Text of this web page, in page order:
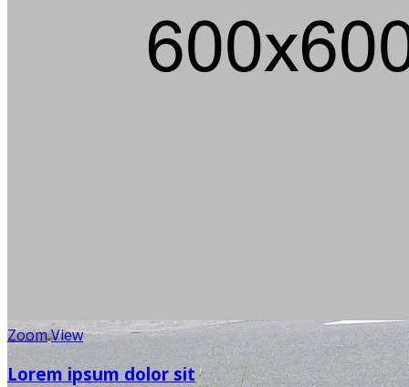
ZoomView
Lorem ipsum dolor sit